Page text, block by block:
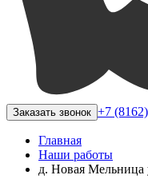
Заказать звонок +7
Главная
Наши работы
д. Новая Мельница